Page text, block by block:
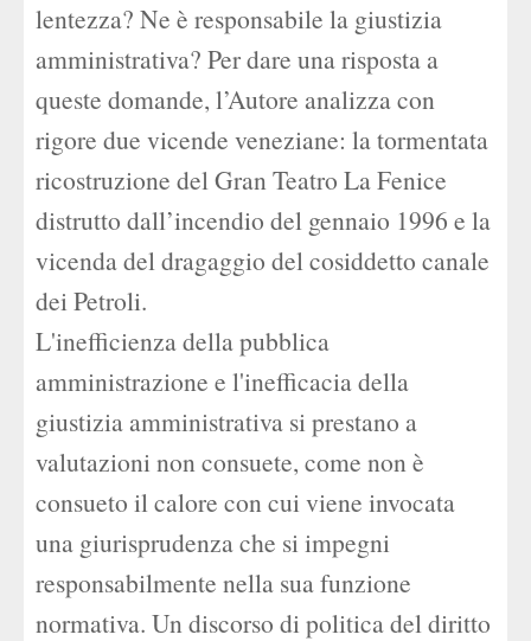
lentezza? Ne è responsabile la giustizia
amministrativa? Per dare una risposta a
queste domande, l’Autore analizza con
rigore due vicende veneziane: la tormentata
ricostruzione del Gran Teatro La Fenice
distrutto dall’incendio del gennaio 1996 e la
vicenda del dragaggio del cosiddetto canale
dei Petroli.
L'inefficienza della pubblica
amministrazione e l'inefficacia della
giustizia amministrativa si prestano a
valutazioni non consuete, come non è
consueto il calore con cui viene invocata
una giurisprudenza che si impegni
responsabilmente nella sua funzione
normativa. Un discorso di politica del diritto